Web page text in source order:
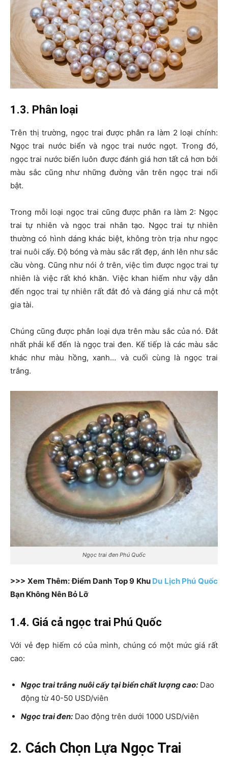
1.3. Phân loại
Trên thị trường, ngọc trai được phân ra làm 2 loại chính:
Ngọc trai nước biển và ngọc trai nước ngọt. Trong đó,
ngọc trai nước biển luôn được đánh giá hơn tất cả hơn bởi
màu sắc cũng như những đường vân trên ngọc trai nổi
bật.
Trong mỗi loại ngọc trai cũng được phân ra làm 2: Ngọc
trai tự nhiên và ngọc trai nhân tạo. Ngọc trai tự nhiên
thường có hình dáng khác biệt, không tròn trịa như ngọc
trai nuôi cấy. Độ bóng và màu sắc rất đẹp, ánh lên như sắc
cầu vòng. Cũng như nói ở trên, việc tìm được ngọc trai tự
nhiên là việc rất khó khăn. Việc khan hiếm như vậy dẫn
đến ngọc trai tự nhiên rất đắt đỏ và đáng giá như cả một
gia tài.
Chúng cũng được phân loại dựa trên màu sắc của nó. Đắt
nhất phải kể đến là ngọc trai đen. Kế tiếp là các màu sắc
khác như màu hồng, xanh… và cuối cùng là ngọc trai
trắng.
Ngọc trai đen Phú Quốc
>>> Xem Thêm: Điểm Danh Top 9 Khu Du Lịch Phú Quốc
Bạn Không Nên Bỏ Lỡ
1.4. Giá cả ngọc trai Phú Quốc
Với vẻ đẹp hiếm có của mình, chúng có một mức giá rất
cao:
Ngọc trai trắng nuôi cấy tại biển chất lượng cao: Dao
động từ 40-50 USD/viên
Ngọc trai đen: Dao động trên dưới 1000 USD/viên
2. Cách Chọn Lựa Ngọc Trai